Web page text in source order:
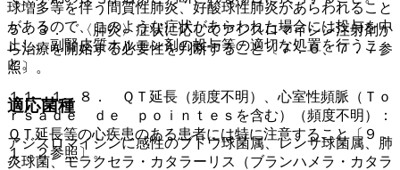
球増多等を伴う間質性肺炎、好酸球性肺炎があらわれること
があるので、このような症状があらわれた場合には投与を中
止し、副腎皮質ホルモン剤の投与等の適切な処置を行うこ
と。
１１．１．８． ＱＴ延長（頻度不明）、心室性頻脈（Ｔｏ
ｒｓａｄｅ ｄｅ ｐｏｉｎｔｅｓを含む）（頻度不明）：
ＱＴ延長等の心疾患のある患者には特に注意すること〔９．
１．２参照〕。
５．３． 〈肺炎〉症状に応じてアジスロマイシン注射剤か
ら治療を開始する必要性を判断すること〔７．６、７．７参
照〕。
適応菌種
アジスロマイシンに感性のブドウ球菌属、レンサ球菌属、肺
炎球菌、モラクセラ・カタラーリス（ブランハメラ・カタラ